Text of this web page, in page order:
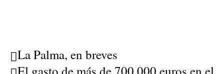
La Palma, en breves
El gasto de más de 700.000 euros en el